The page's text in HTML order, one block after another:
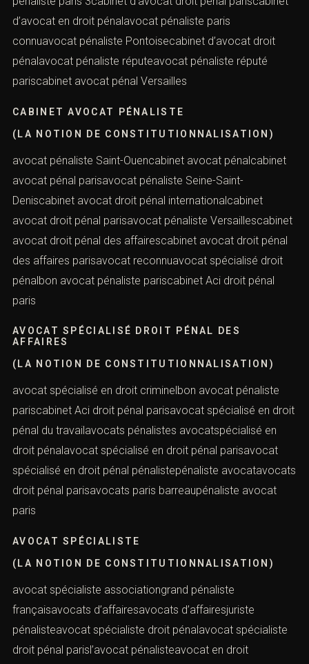
(LA NOTION DE CONSTITUTIONNALISATION)
avocat pénaliste Orléanscabinet d’avocat
pénalistecabinet d’avocat pénaliste parisavocat
pénaliste parisavocat pénaliste paris 3cabinet d’avocat
droit pénal pariscabinet d’avocat en droit pénalavocat
d’avocat droit pénalavocat pénaliste réputeavocat
pénaliste réputé pariscabinet avocat pénal Versailles
(LA NOTION DE CONSTITUTIONNALISATION)
avocat pénaliste Saint-Ouencabinet avocat pénalcabinet
avocat pénal parisavocat pénaliste Seine-Saint-
Deniscabinet avocat droit pénal internationalcabinet
avocat droit pénal parisavocat pénaliste
Versaillescabinet avocat droit pénal des affairescabinet
avocat droit pénal des affaires parisavocat
reconnuavocat spécialisé droit pénalbon avocat
AVOCAT SPÉCIALISÉ DROIT PÉNAL DES
AFFAIRES
(LA NOTION DE CONSTITUTIONNALISATION)
avocat spécialisé en droit criminelbon avocat pénaliste
pariscabinet Aci droit pénal parisavocat spécialisé en
droit pénal du travailavocats pénalistes
avocatspécialisé en droit pénalavocat spécialisé en
pénalistepénaliste avocatavocats droit pénal
parisavocats paris barreaupénaliste avocat paris
AVOCAT SPÉCIALISTE
(LA NOTION DE CONSTITUTIONNALISATION)